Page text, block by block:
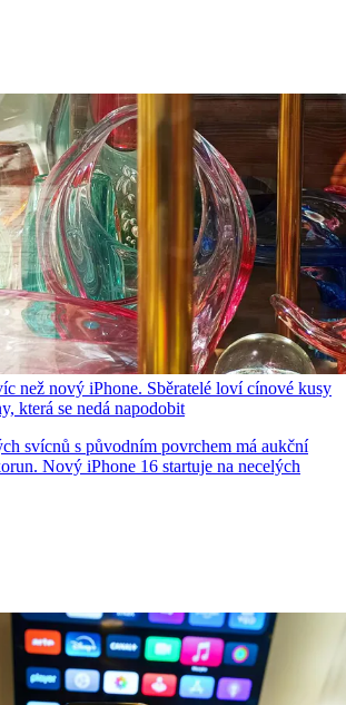
než nový iPhone. Sběratelé loví cínové kusy
která se nedá napodobit
svícnů s původním povrchem má aukční
Nový iPhone 16 startuje na necelých